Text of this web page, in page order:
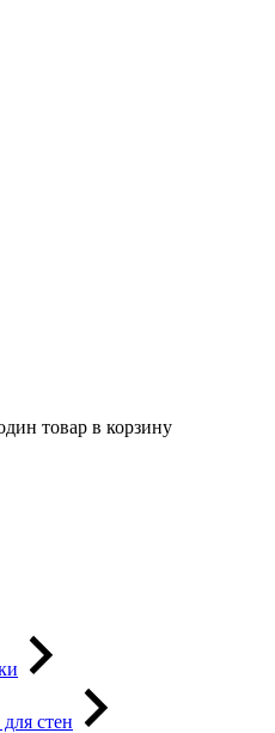
товар в корзину
стен